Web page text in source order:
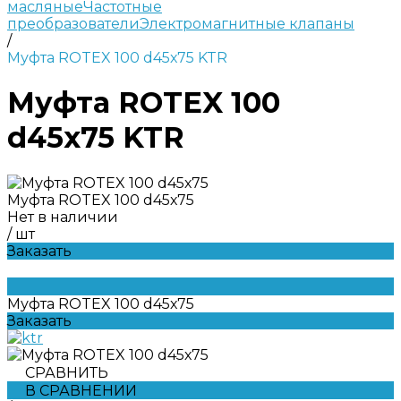
масляныеЧастотные
преобразователиЭлектромагнитные клапаны
/
Муфта ROTEX 100 d45х75 KTR
Муфта ROTEX 100
d45х75 KTR
Муфта ROTEX 100 d45х75
Нет в наличии
/ шт
Заказать
Муфта ROTEX 100 d45х75
Заказать
СРАВНИТЬ
В СРАВНЕНИИ